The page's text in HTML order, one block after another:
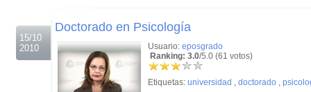
15/10
2010
Doctorado en Psicología
Usuario: eposgrado
Ranking: 3.0/5.0 (61 votos)
Etiquetas: universidad , doctorado ,